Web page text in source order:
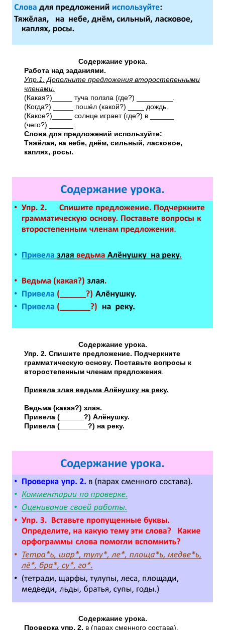
Содержание урока.
Работа над заданиями.
Упр.1. Дополните предложения второстепенными
членами.
(Какая?)_____ туча ползла (где?) _________.
(Когда?) _____ пошёл (какой?) ____ дождь.
(Какое?)_____ солнце играет (где?) в ______
(чего?) ______.
Слова для предложений используйте:
Тяжёлая, на небе, днём, сильный, ласковое,
каплях, росы.
Содержание урока.
Упр. 2. Спишите предложение. Подчеркните
грамматическую основу. Поставьте вопросы к
второстепенным членам предложения
Привела злая ведьма Алёнушку на реку.
Ведьма (какая?) злая.
Привела (______?) Алёнушку.
Привела (_______?) на реку.
Содержание урока.
Проверка упр. 2. в (парах сменного состава).